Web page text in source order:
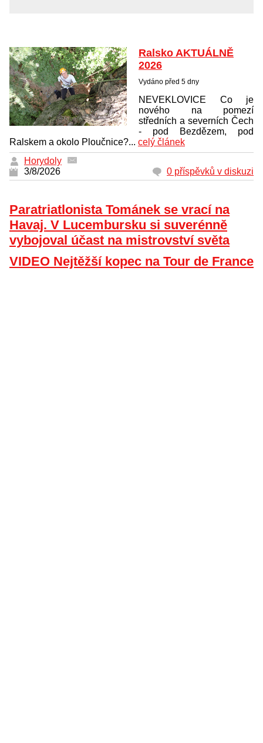
Ralsko AKTUÁLNĚ
2026
Vydáno před 5 dny
NEVEKLOVICE Co je
nového na pomezí
středních a severních Čech
- pod Bezdězem, pod
Ralskem a okolo Ploučnice?... celý článek
Horydoly
3/8/2026
0 příspěvků v diskuzi
Paratriatlonista Tománek se vrací na
Havaj. V Lucembursku si suverénně
vybojoval účast na mistrovství světa
VIDEO Nejtěžší kopec na Tour de France